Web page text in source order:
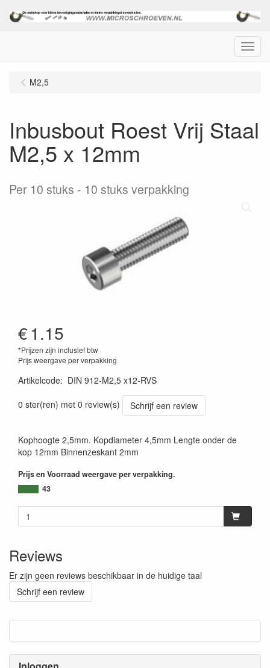
Menu
M2,5
Inbusbout Roest Vrij Staal
M2,5 x 12mm
Per 10 stuks 10 stuks verpakking
€1.15
*Prijzen zijn inclusief btw
Prijs weergave per verpakking
Artikelcode: DIN 912-M2,5 x12-RVS
0 ster(ren) met 0 review(s)
Schrijf een review
Kophoogte 2,5mm. Kopdiameter 4,5mm Lengte onder de
kop 12mm Binnenzeskant 2mm
Prijs en Voorraad weergave per verpakking.
43
Reviews
Er zijn geen reviews beschikbaar in de huidige taal
Schrijf een review